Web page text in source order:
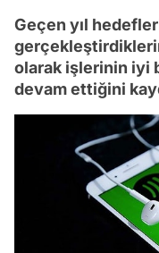
Geçen yıl
olarak işlerinin iyi
devam ettiğini